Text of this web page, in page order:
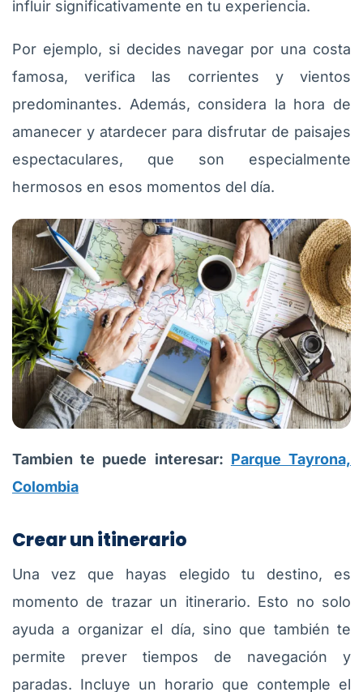
influir significativamente en tu experiencia.
Por ejemplo, si decides navegar por una costa
famosa, verifica las corrientes y vientos
predominantes. Además, considera la hora de
amanecer y atardecer para disfrutar de paisajes
espectaculares, que son especialmente
hermosos en esos momentos del día.
Tambien te puede interesar: Parque Tayrona,
Colombia
Crear un itinerario
Una vez que hayas elegido tu destino, es
momento de trazar un itinerario. Esto no solo
ayuda a organizar el día, sino que también te
permite prever tiempos de navegación y
paradas. Incluye un horario que contemple el